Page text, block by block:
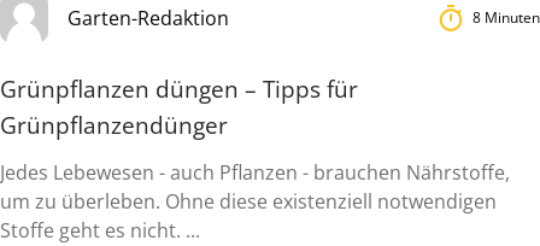
Garten-Redaktion 8 Minuten
Grünpflanzen düngen – Tipps für
Grünpflanzendünger
Jedes Lebewesen - auch Pflanzen - brauchen Nährstoffe,
um zu überleben. Ohne diese existenziell notwendigen
Stoffe geht es nicht. ...